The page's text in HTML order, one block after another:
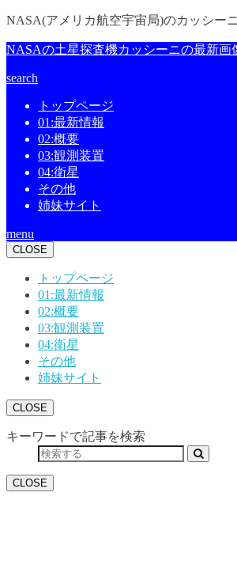
NASA(アメリカ航空宇宙局)のカッシー
NASAの土星探査機カッシーニの最新画
search
トップページ
01:最新情報
02:概要
03:観測装置
04:衛星
その他
姉妹サイト
menu
CLOSE
トップページ
01:最新情報
02:概要
03:観測装置
04:衛星
その他
姉妹サイト
CLOSE
キーワードで記事を検索
CLOSE